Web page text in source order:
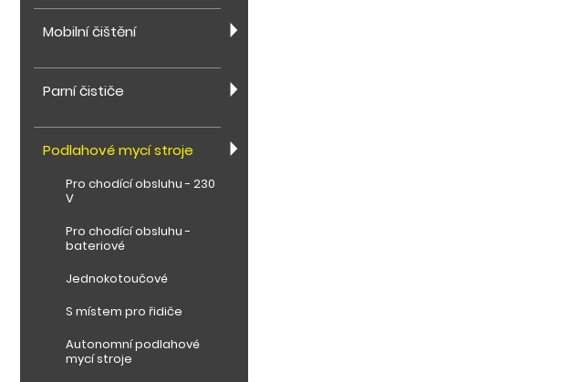
Mobilní čištění
Parní čističe
Podlahové mycí stroje
Pro chodící obsluhu - 230
V
Pro chodící obsluhu -
bateriové
Jednokotoučové
S místem pro řidiče
Autonomní podlahové
mycí stroje